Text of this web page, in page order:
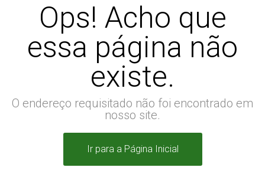
Ops! Acho que
essa página não
existe.
O endereço requisitado não foi encontrado em
nosso site.
Ir para a Página Inicial